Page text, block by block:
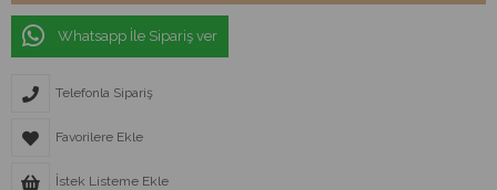
Whatsapp İle Sipariş ver
Telefonla Sipariş
Favorilere Ekle
İstek Listeme Ekle